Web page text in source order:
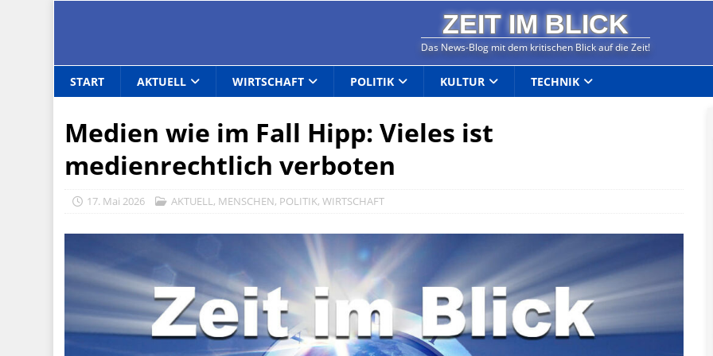
ZEIT IM BLICK
Das News-Blog mit dem kritischen Blick auf die Zeit!
START AKTUELL WIRTSCHAFT POLITIK KULTUR TECHNIK
Medien wie im Fall Hipp: Vieles ist
medienrechtlich verboten
17. Mai 2026 AKTUELL, MENSCHEN, POLITIK,WIRTSCHAFT